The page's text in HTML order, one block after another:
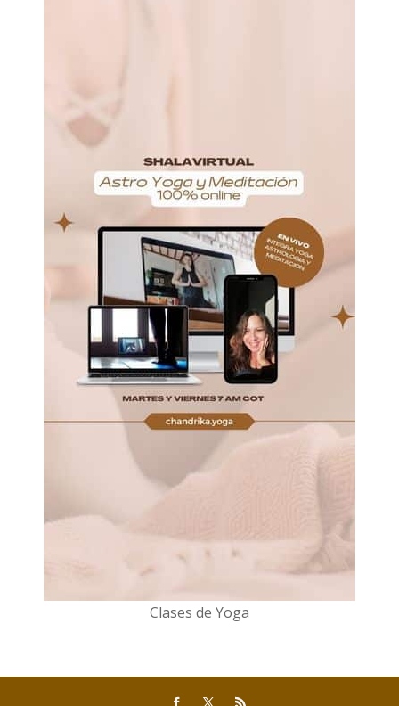
Clases de Yoga